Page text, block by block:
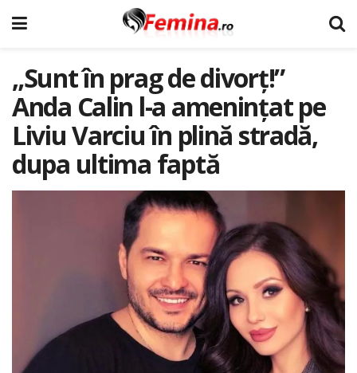
„Sunt în prag de divorț!”
Anda Calin l-a amenințat pe
Liviu Varciu în plină stradă,
dupa ultima faptă